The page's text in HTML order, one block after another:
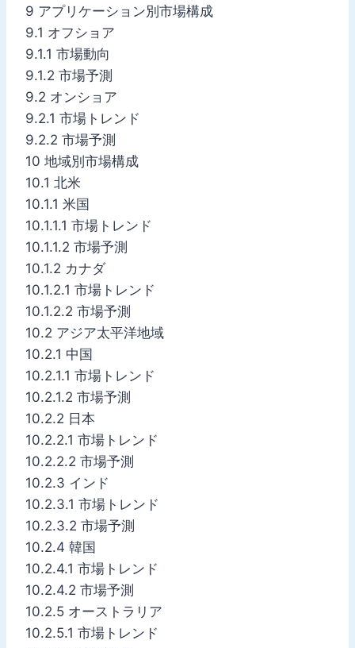
9 アプリケーション別市場構成
9.1 オフショア
9.1.1 市場動向
9.1.2 市場予測
9.2 オンショア
9.2.1 市場トレンド
9.2.2 市場予測
10 地域別市場構成
10.1 北米
10.1.1 米国
10.1.1.1 市場トレンド
10.1.1.2 市場予測
10.1.2 カナダ
10.1.2.1 市場トレンド
10.1.2.2 市場予測
10.2 アジア太平洋地域
10.2.1 中国
10.2.1.1 市場トレンド
10.2.1.2 市場予測
10.2.2 日本
10.2.2.1 市場トレンド
10.2.2.2 市場予測
10.2.3 インド
10.2.3.1 市場トレンド
10.2.3.2 市場予測
10.2.4 韓国
10.2.4.1 市場トレンド
10.2.4.2 市場予測
10.2.5 オーストラリア
10.2.5.1 市場トレンド